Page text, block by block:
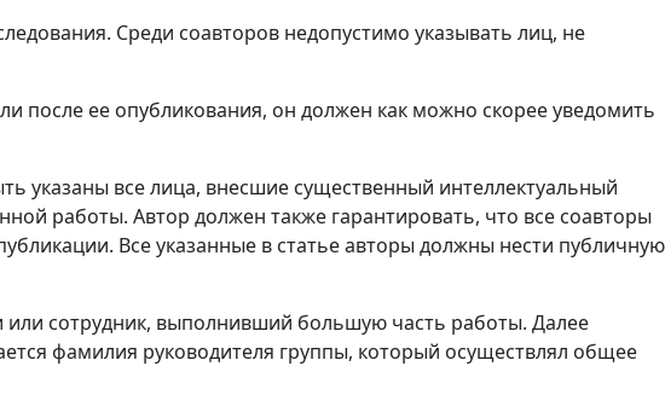
Среди соавторов недопустимо указывать лиц, не
после ее опубликования, он должен как можно скорее уведомить
указаны все лица, внесшие существенный интеллектуальный
работы. Автор должен также гарантировать, что все соавторы
Все указанные в статье авторы должны нести публичную
или сотрудник, выполнивший большую часть работы. Далее
фамилия руководителя группы, который осуществлял общее